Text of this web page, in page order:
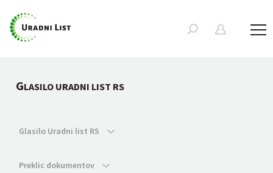
GLASILO URADNI LIST RS
Glasilo Uradni list RS
Preklic dokumentov